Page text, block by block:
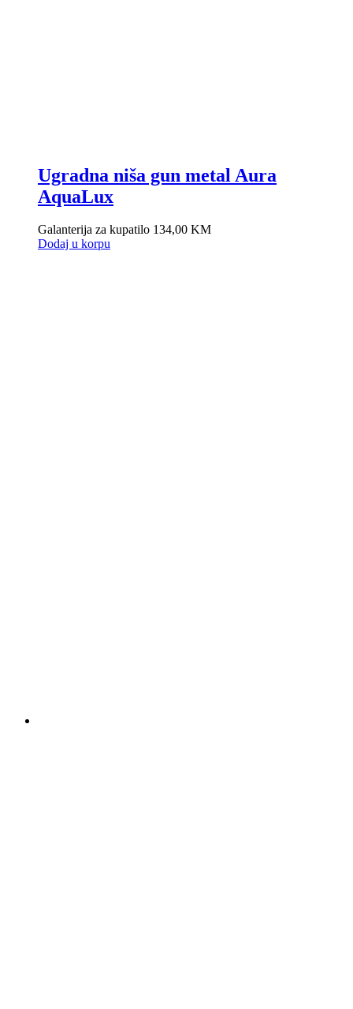
Ugradna niša gun metal Aura
AquaLux
Galanterija za kupatilo 134,00 KM
Dodaj u korpu